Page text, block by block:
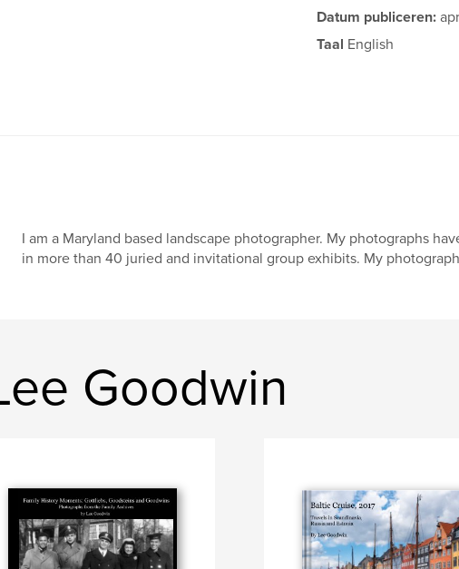
Datum publiceren:
Taal English
I am a Maryland based landscape photographer. My photographs
in more than 40 juried and invitational group exhibits. My
Goodwin